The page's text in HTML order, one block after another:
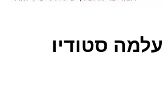
עלמה סטודיו